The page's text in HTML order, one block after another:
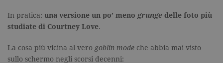
In pratica: una versione un po’ meno grunge delle foto più
studiate di Courtney Love.
La cosa più vicina al vero goblin mode che abbia mai visto
sullo schermo negli scorsi decenni:
frequenza
su siti ad
traffico.